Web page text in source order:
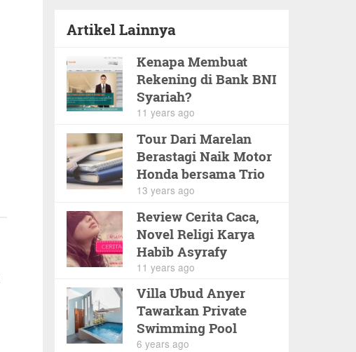
Artikel Lainnya
Kenapa Membuat
Rekening di Bank BNI
Syariah?
11 years ago
Tour Dari Marelan
Berastagi Naik Motor
Honda bersama Trio
Pyramidium
13 years ago
Review Cerita Caca,
Novel Religi Karya
Habib Asyrafy
11 years ago
Villa Ubud Anyer
Tawarkan Private
Swimming Pool
6 years ago